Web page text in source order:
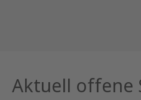
Aktuell offene